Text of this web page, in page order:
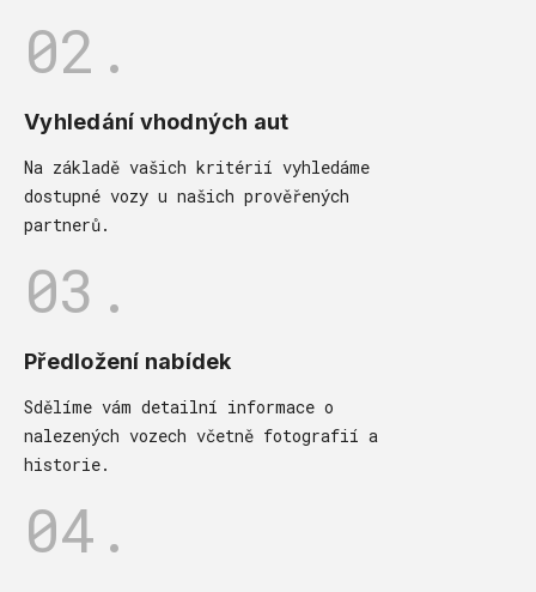
02.
Vyhledání vhodných aut
Na základě vašich kritérií vyhledáme
dostupné vozy u našich prověřených
partnerů.
03.
Předložení nabídek
Sdělíme vám detailní informace o
nalezených vozech včetně fotografií a
historie.
04.